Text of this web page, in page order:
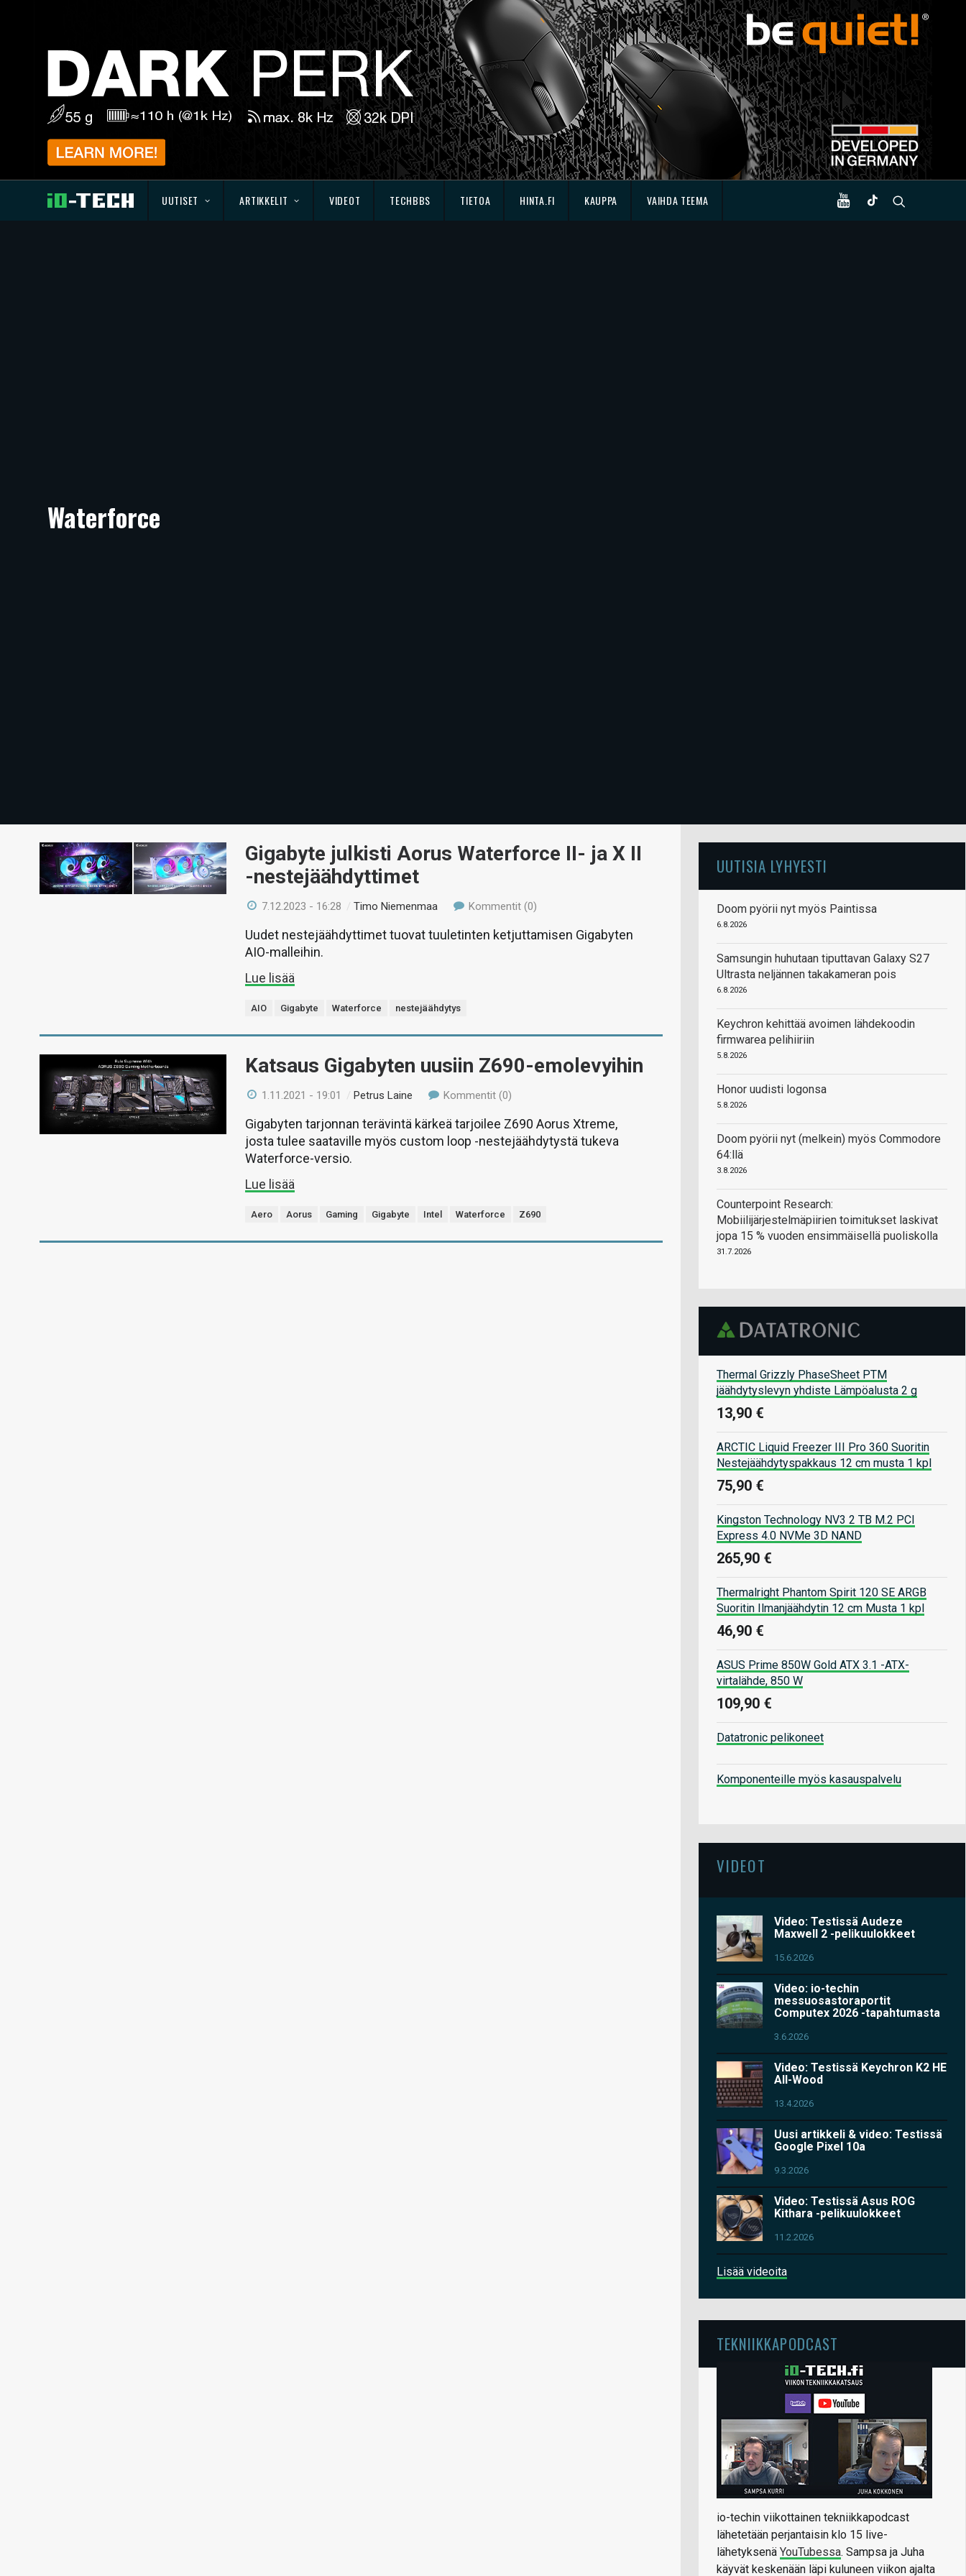
UUTISET ARTIKKELIT VIDEOT TECHBBS TIETOA HINTA.FI KAUPPA VAIHDA TEEMA
Waterforce
Gigabyte julkisti Aorus Waterforce II- ja X II
-nestejäähdyttimet
7.12.2023 - 16:28 /Timo Niemenmaa Kommentit (0)
Uudet nestejäähdyttimet tuovat tuuletinten ketjuttamisen Gigabyten
AIO-malleihin.
Lue lisää
AIO Gigabyte Waterforce nestejäähdytys
Katsaus Gigabyten uusiin Z690-emolevyihin
1.11.2021 - 19:01 /Petrus Laine Kommentit (0)
Gigabyten tarjonnan terävintä kärkeä tarjoilee Z690 Aorus Xtreme,
josta tulee saataville myös custom loop -nestejäähdytystä tukeva
Waterforce-versio.
Lue lisää
Aero Aorus Gaming Gigabyte Intel Waterforce Z690
UUTISIA LYHYESTI
Doom pyörii nyt myös Paintissa
6.8.2026
Samsungin huhutaan tiputtavan Galaxy S27
Ultrasta neljännen takakameran pois
6.8.2026
Keychron kehittää avoimen lähdekoodin
firmwarea pelihiiriin
5.8.2026
Honor uudisti logonsa
5.8.2026
Doom pyörii nyt (melkein) myös Commodore
64:llä
3.8.2026
Counterpoint Research:
Mobiilijärjestelmäpiirien toimitukset laskivat
jopa 15 % vuoden ensimmäisellä puoliskolla
31.7.2026
Thermal Grizzly PhaseSheet PTM
jäähdytyslevyn yhdiste Lämpöalusta 2 g
13,90 €
ARCTIC Liquid Freezer III Pro 360 Suoritin
Nestejäähdytyspakkaus 12 cm musta 1 kpl
75,90 €
Kingston Technology NV3 2 TB M.2 PCI
Express 4.0 NVMe 3D NAND
265,90 €
Thermalright Phantom Spirit 120 SE ARGB
Suoritin Ilmanjäähdytin 12 cm Musta 1 kpl
46,90 €
ASUS Prime 850W Gold ATX 3.1 -ATX-
virtalähde, 850 W
109,90 €
Datatronic pelikoneet
Komponenteille myös kasauspalvelu
VIDEOT
Video: Testissä Audeze
Maxwell 2 -pelikuulokkeet
15.6.2026
Video: io-techin
messuosastoraportit
Computex 2026 -tapahtumasta
3.6.2026
Video: Testissä Keychron K2 HE
All-Wood
13.4.2026
Uusi artikkeli & video: Testissä
Google Pixel 10a
9.3.2026
Video: Testissä Asus ROG
Kithara -pelikuulokkeet
11.2.2026
Lisää videoita
TEKNIIKKAPODCAST
io-techin viikottainen tekniikkapodcast
lähetetään perjantaisin klo 15 live-
lähetyksenä YouTubessa. Sampsa ja Juha
käyvät keskenään läpi kuluneen viikon ajalta